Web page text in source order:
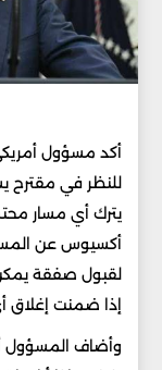
أكد مسؤول
للنظر في مقترح
يترك أي مسار
أكسيوس عن
لقبول صفقة يمكن
إذا ضمنت إغلاق
وأضاف المسؤول